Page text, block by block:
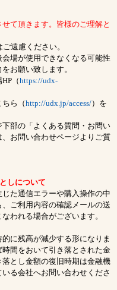
て頂きます。皆様のご理解と
遠慮ください。
場が使用できなくなる可能性
お願い致します。
（https://udx-
ら（http://udx.jp/access/）を
部の「よくある質問・お問い
お問い合わせページよりご質
しについて
た通信エラーや購入操作の中
ご利用内容の確認メールの送
われる場合がございます。
に残高が減少する形になりま
間をおいて引き落とされた金
とし金額の復旧時期は金融機
る会社へお問い合わせくださ